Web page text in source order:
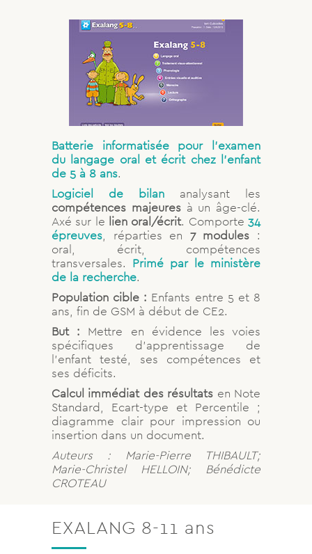
Batterie informatisée pour l’examen
du langage oral et écrit chez l’enfant
de 5 à 8 ans.
Logiciel de bilan analysant les
compétences majeuresà un âge-clé.
Axé sur le lien oral/écrit. Comporte34
épreuves, réparties en 7 modules :
oral, écrit, compétences
transversales. Primé par le ministère
de la recherche.
Population cible : Enfants entre 5 et 8
ans, fin de GSM à début de CE2.
But : Mettre en évidence les voies
spécifiques d’apprentissage de
l’enfant testé, ses compétences et
ses déficits.
Calcul immédiat des résultats en Note
Standard, Ecart-type et Percentile ;
diagramme clair pour impression ou
insertion dans un document.
Auteurs : Marie-Pierre THIBAULT;
Marie-Christel HELLOIN; Bénédicte
CROTEAU
EXALANG 8-11 ans